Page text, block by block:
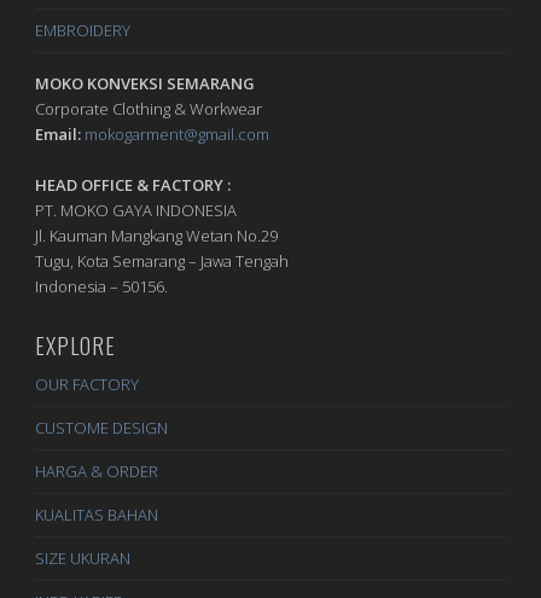
EMBROIDERY
MOKO KONVEKSI SEMARANG
Corporate Clothing & Workwear
Email: mokogarment@gmail.com
HEAD OFFICE & FACTORY :
PT. MOKO GAYA INDONESIA
Jl. Kauman Mangkang Wetan No.29
Tugu, Kota Semarang – Jawa Tengah
Indonesia – 50156.
EXPLORE
OUR FACTORY
CUSTOME DESIGN
HARGA & ORDER
KUALITAS BAHAN
SIZE UKURAN